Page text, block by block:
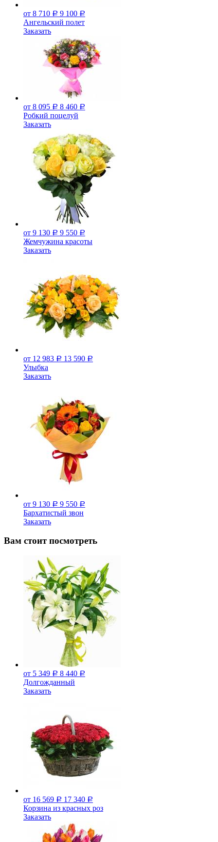
от 8 710 Р 9 100 Р
Ангельский полет
Заказать
от 8 095 Р 8 460 Р
Робкий поцелуй
Заказать
от 9 130 Р 9 550 Р
Жемчужина красоты
Заказать
от 12 983 Р 13 590 Р
Улыбка
Заказать
от 9 130 Р 9 550 Р
Бархатистый звон
Заказать
Вам стоит посмотреть
от 5 349 Р 8 440 Р
Долгожданный
Заказать
от 16 569 Р 17 340 Р
Корзина из красных роз
Заказать